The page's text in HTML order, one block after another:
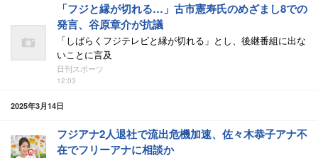
「フジと縁が切れる…」古市憲寿氏のめざまし8での
発言、谷原章介が抗議
「しばらくフジテレビと縁が切れる」とし、後継番組に出な
いことに言及
日刊スポーツ
12:03
2025年3月14日
フジアナ2人退社で流出危機加速、佐々木恭子アナ不
在でフリーアナに相談か